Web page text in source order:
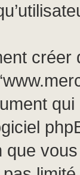
que